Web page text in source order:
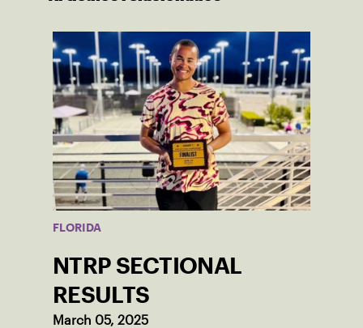
FLORIDA
NTRP SECTIONAL
RESULTS
March 05, 2025